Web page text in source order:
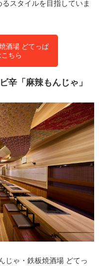
スタイルを目指していま
酒場 どてっぱ
ちら
辛「麻辣もんじゃ」
じゃ・鉄板焼酒場 どてっ